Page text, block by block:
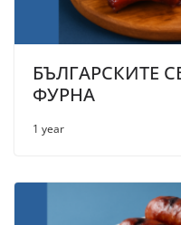
БЪЛГАРСКИТЕ
ФУРНА
1 year